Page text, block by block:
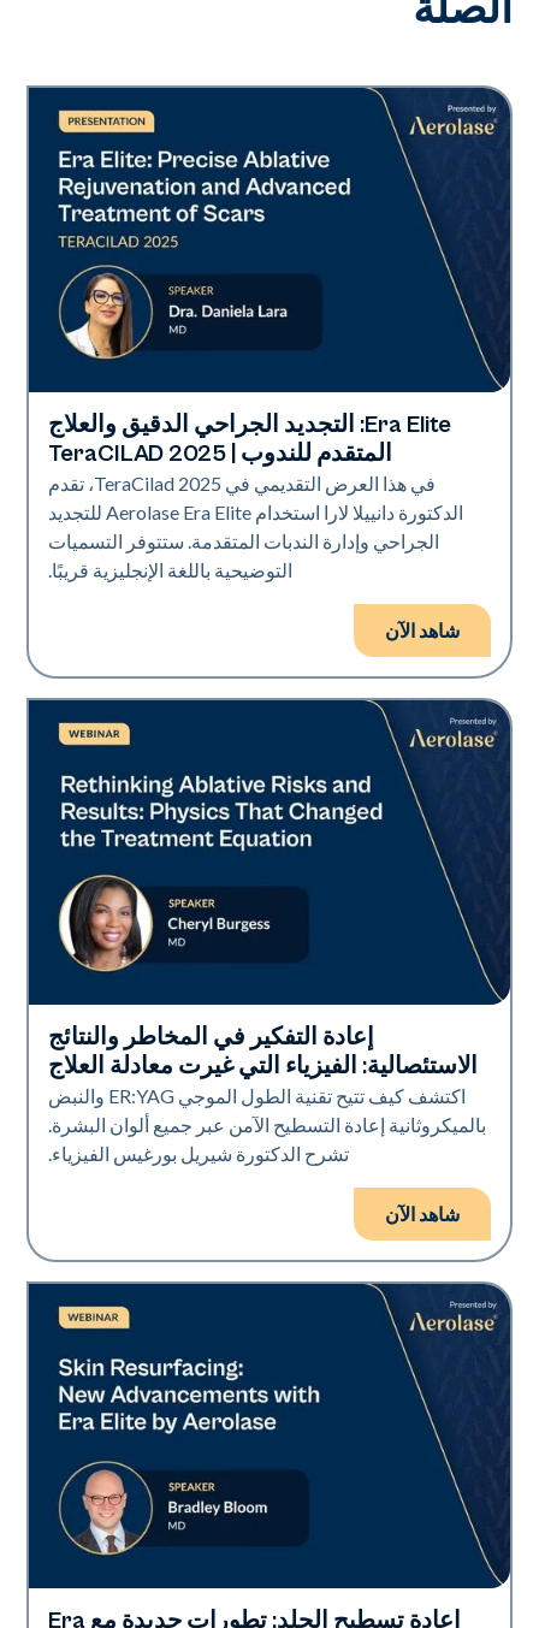
الصلة
Era Elite
Era Elite: التجديد الجراحي الدقيق والعلاج
المتقدم للندوب | TeraCILAD 2025
في هذا العرض التقديمي في TeraCilad 2025، تقدم
الدكتورة دانييلا لارا استخدام Aerolase Era Elite للتجديد
الجراحي وإدارة الندبات المتقدمة. ستتوفر التسميات
التوضيحية باللغة الإنجليزية قريبًا.
شاهد الآن
إعادة التفكير في المخاطر والنتائج
الاستئصالية: الفيزياء التي غيرت معادلة العلاج
اكتشف كيف تتيح تقنية الطول الموجي ER:YAG والنبض
بالميكروثانية إعادة التسطيح الآمن عبر جميع ألوان البشرة.
تشرح الدكتورة شيريل بورغيس الفيزياء.
شاهد الآن
إعادة تسطيح الجلد: تطورات جديدة مع Era